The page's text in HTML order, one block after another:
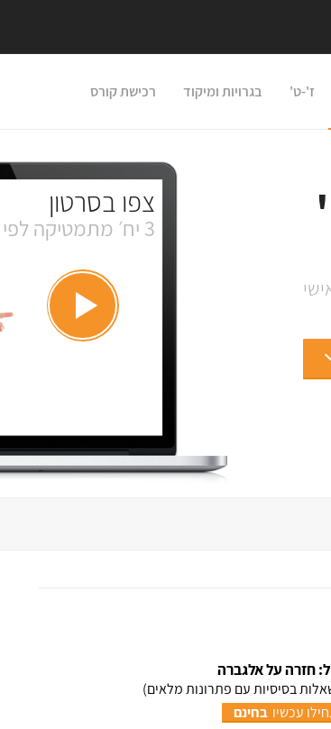
ז'-ט' בגרויות ומיקוד רכישת קורס
צפו בסרטון
3 יח׳ מתמטיקה לפי נושאים
חזרה על אלגברה
עכשיו בחינם